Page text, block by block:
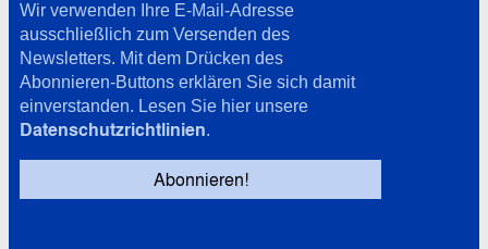
Wir verwenden Ihre E-Mail-Adresse
ausschließlich zum Versenden des
Newsletters. Mit dem Drücken des
Abonnieren-Buttons erklären Sie sich damit
einverstanden. Lesen Sie hier unsere
Datenschutzrichtlinien.